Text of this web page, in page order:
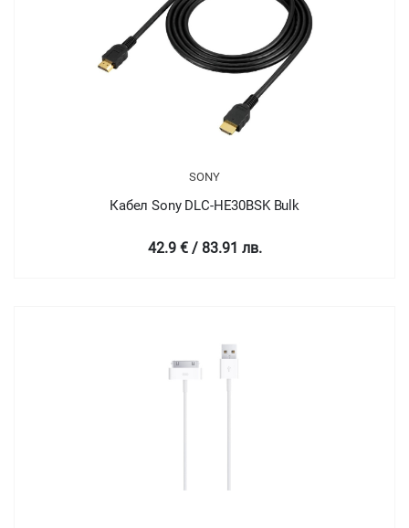
SONY
Кабел Sony DLC-HE30BSK Bulk
42.9 € / 83.91 лв.